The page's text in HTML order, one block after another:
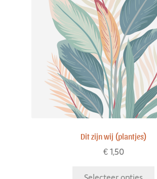
Dit zijn wij (plantjes)
€1,50